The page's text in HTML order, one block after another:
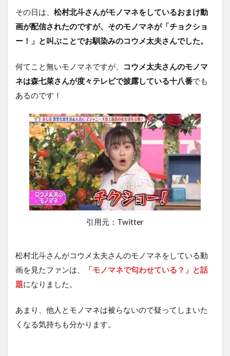
その日は、 松村北斗さんがモノマネをしているおまけ動
画が配信されたのですが、そのモノマネが「チョクショ
ー！」と叫ぶことでお馴染みのコウメ太夫さんでした。
何てこと無いモノマネですが、
コウメ太夫さんのモノマ
ネは森七菜さんが度々テレビで披露している十八番でも
あるのです！
引用元：Twitter
松村北斗さんがコウメ太夫さんのモノマネをしている動
画を見たファンは、
「モノマネで匂わせている？」と話
題になりました。
あまり、他人とモノマネは被らないので疑ってしまいた
くなる気持ちも分かります。